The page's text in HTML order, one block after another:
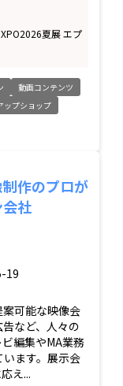
夏展 エプ
動画コンテンツ
ップショップ
作のプロが
社
19
可能な映像会
など、人々の
編集やMA業務
ます。展示会
え...